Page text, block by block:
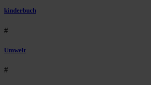
kinderbuch
#
Umwelt
#